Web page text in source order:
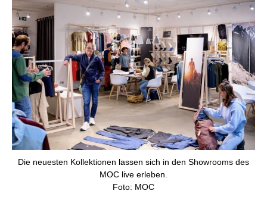
Die neuesten Kollektionen lassen sich in den Showrooms des
MOC live erleben.
Foto: MOC